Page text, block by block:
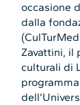
occasione
dalla
Zavattini, il
culturali di